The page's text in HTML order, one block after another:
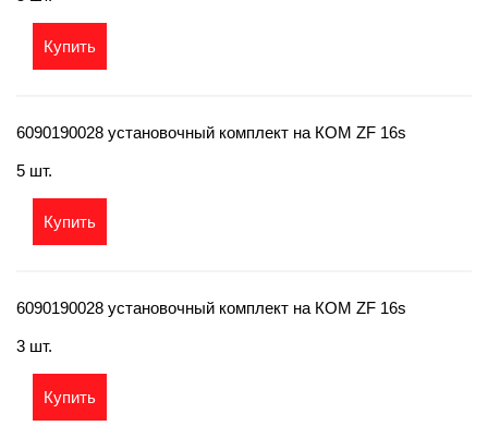
Купить
6090190028 установочный комплект на КОМ ZF 16s
5 шт.
Купить
6090190028 установочный комплект на КОМ ZF 16s
3 шт.
Купить